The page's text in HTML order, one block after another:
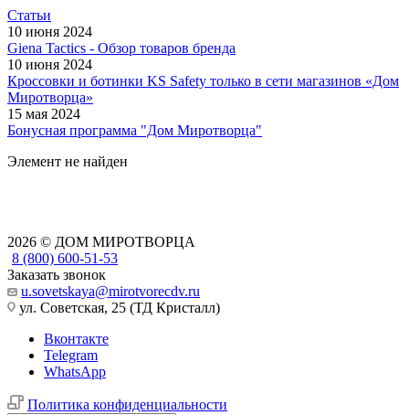
Статьи
10 июня 2024
Giena Tactics - Обзор товаров бренда
10 июня 2024
Кроссовки и ботинки KS Safety только в сети магазинов «Дом
Миротворца»
15 мая 2024
Бонусная программа "Дом Миротворца"
Элемент не найден
2026 © ДОМ МИРОТВОРЦА
8 (800) 600-51-53
Заказать звонок
u.sovetskaya@mirotvorecdv.ru
ул. Советская, 25 (ТД Кристалл)
Вконтакте
Telegram
WhatsApp
Политика конфиденциальности